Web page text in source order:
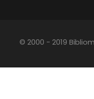
© 2000 - 2019